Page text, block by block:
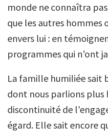
monde ne connaîtra
que les autres hommes
envers lui : en
programmes qui n'ont
La famille humiliée sait
dont nous parlions plus
discontinuité de
égard. Elle sait encore